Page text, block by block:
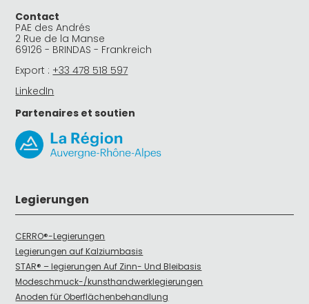
Contact
PAE des Andrés
2 Rue de la Manse
69126 - BRINDAS - Frankreich
Export : +33 478 518 597
LinkedIn
Partenaires et soutien
Legierungen
CERRO®-Legierungen
Legierungen auf Kalziumbasis
STAR® – legierungen Auf Zinn- Und Bleibasis
Modeschmuck-/kunsthandwerklegierungen
Anoden für Oberflächenbehandlung